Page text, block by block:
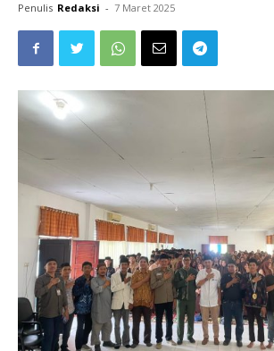
Penulis Redaksi - 7 Maret 2025